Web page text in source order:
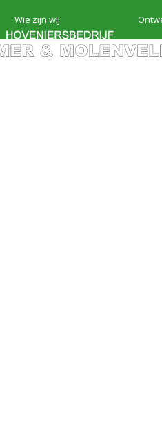
Wie zijn wij